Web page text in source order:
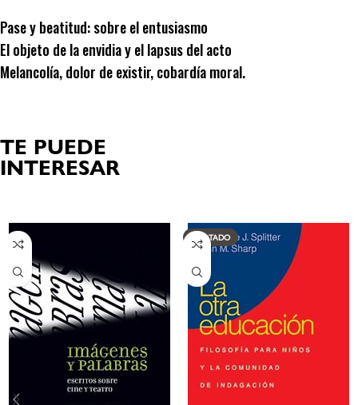
Pase y beatitud: sobre el entusiasmo
El objeto de la envidia y el lapsus del acto
Melancolía, dolor de existir, cobardía moral.
TE PUEDE
INTERESAR
AGOTADO